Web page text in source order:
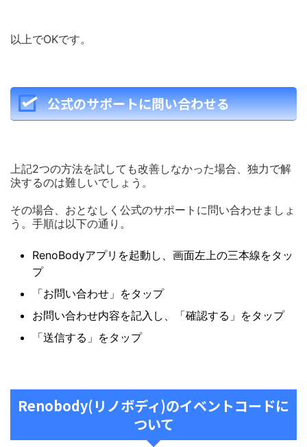
以上でOKです。
公式のサポートに問い合わせる
上記2つの方法を試しても改善しなかった場合、独力で解
決するのは難しいでしょう。
その場合、おとなしく公式のサポートに問い合わせましょ
う。手順は以下の通り。
RenoBodyアプリを起動し、画面左上の三本線をタッ
プ
「お問い合わせ」をタップ
お問い合わせ内容を記入し、「確認する」をタップ
「送信する」をタップ
Renobody(リノボディ)のイベントコードに
ついて